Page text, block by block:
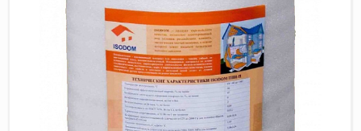
32 класс
33 класс
Палитра
Серый
Бежевый
Кварцевый ламинат SPC
Подложка под паркет и ламинат